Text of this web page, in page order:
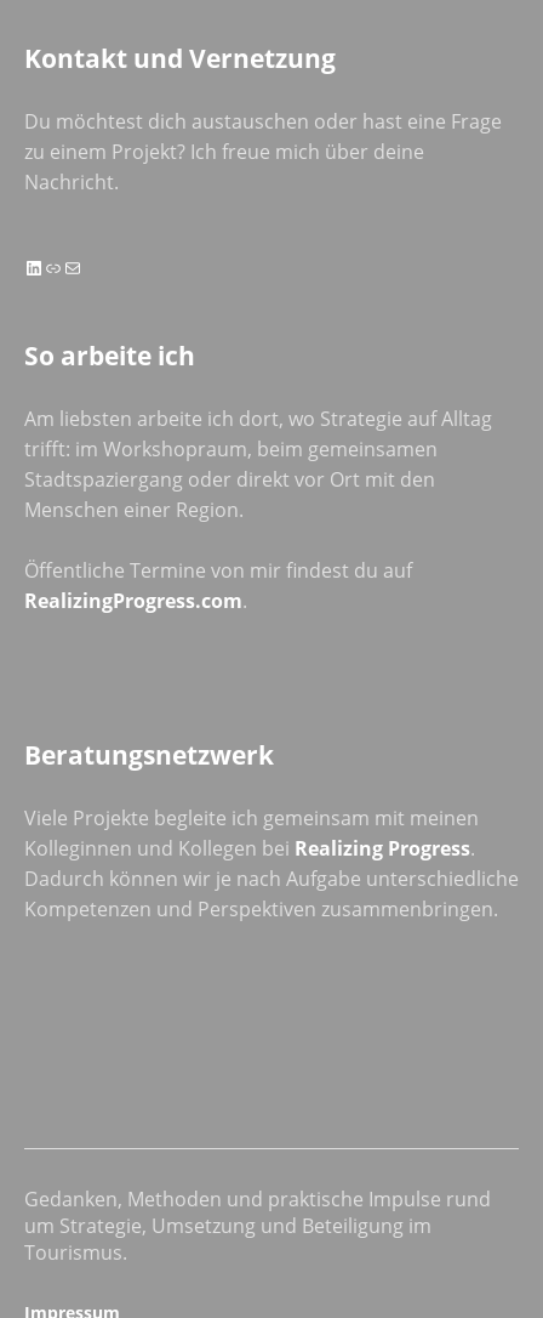
Kontakt und Vernetzung
Du möchtest dich austauschen oder hast eine Frage
zu einem Projekt? Ich freue mich über deine
Nachricht.
LinkedIn
LinkE-Mail
So arbeite ich
Am liebsten arbeite ich dort, wo Strategie auf Alltag
trifft: im Workshopraum, beim gemeinsamen
Stadtspaziergang oder direkt vor Ort mit den
Menschen einer Region.
Öffentliche Termine von mir findest du auf
RealizingProgress.com.
Beratungsnetzwerk
Viele Projekte begleite ich gemeinsam mit meinen
Kolleginnen und Kollegen bei Realizing Progress.
Dadurch können wir je nach Aufgabe unterschiedliche
Kompetenzen und Perspektiven zusammenbringen.
Gedanken, Methoden und praktische Impulse rund
um Strategie, Umsetzung und Beteiligung im
Tourismus.
Impressum